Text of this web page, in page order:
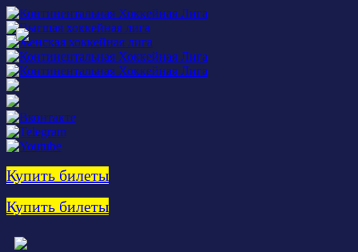
Купить билеты
Купить билеты